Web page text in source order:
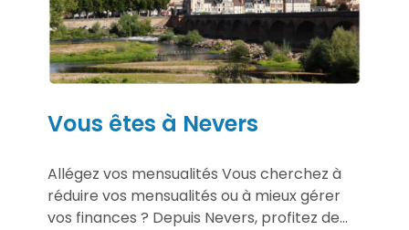
Vous êtes à Nevers
Allégez vos mensualités Vous cherchez à
réduire vos mensualités ou à mieux gérer
vos finances ? Depuis Nevers, profitez de...